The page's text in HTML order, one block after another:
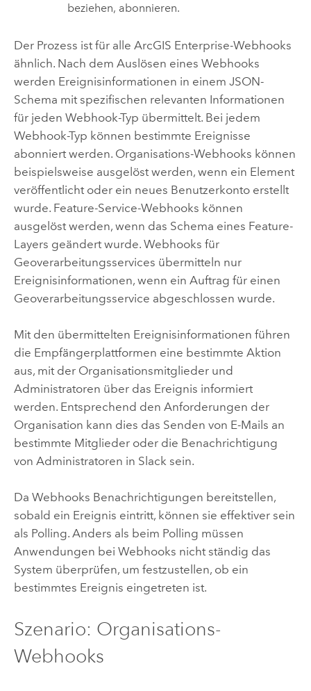
beziehen, abonnieren.
Der Prozess ist für alle ArcGIS Enterprise-Webhooks
ähnlich. Nach dem Auslösen eines Webhooks
werden Ereignisinformationen in einem JSON-
Schema mit spezifischen relevanten Informationen
für jeden Webhook-Typ übermittelt. Bei jedem
Webhook-Typ können bestimmte Ereignisse
abonniert werden. Organisations-Webhooks können
beispielsweise ausgelöst werden, wenn ein Element
veröffentlicht oder ein neues Benutzerkonto erstellt
wurde. Feature-Service-Webhooks können
ausgelöst werden, wenn das Schema eines Feature-
Layers geändert wurde. Webhooks für
Geoverarbeitungsservices übermitteln nur
Ereignisinformationen, wenn ein Auftrag für einen
Geoverarbeitungsservice abgeschlossen wurde.
Mit den übermittelten Ereignisinformationen führen
die Empfängerplattformen eine bestimmte Aktion
aus, mit der Organisationsmitglieder und
Administratoren über das Ereignis informiert
werden. Entsprechend den Anforderungen der
Organisation kann dies das Senden von E-Mails an
bestimmte Mitglieder oder die Benachrichtigung
von Administratoren in Slack sein.
Da Webhooks Benachrichtigungen bereitstellen,
sobald ein Ereignis eintritt, können sie effektiver sein
als Polling. Anders als beim Polling müssen
Anwendungen bei Webhooks nicht ständig das
System überprüfen, um festzustellen, ob ein
bestimmtes Ereignis eingetreten ist.
Szenario: Organisations-
Webhooks